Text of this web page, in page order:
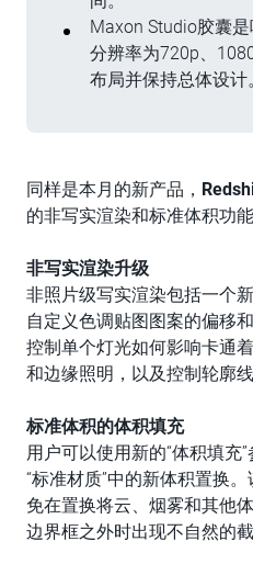
Maxon Studio胶囊
分辨率为720p、
布局并保持总体设计
同样是本月的新产品，
的非写实渲染和标准体积功能
非写实渲染升级
非照片级写实渲染包括一个
自定义色调贴图图案的偏移
控制单个灯光如何影响卡通
和边缘照明，以及控制轮廓
标准体积的体积填充
用户可以使用新的“体积填充
“标准材质”中的新体积置换
免在置换将云、烟雾和其他
边界框之外时出现不自然的截